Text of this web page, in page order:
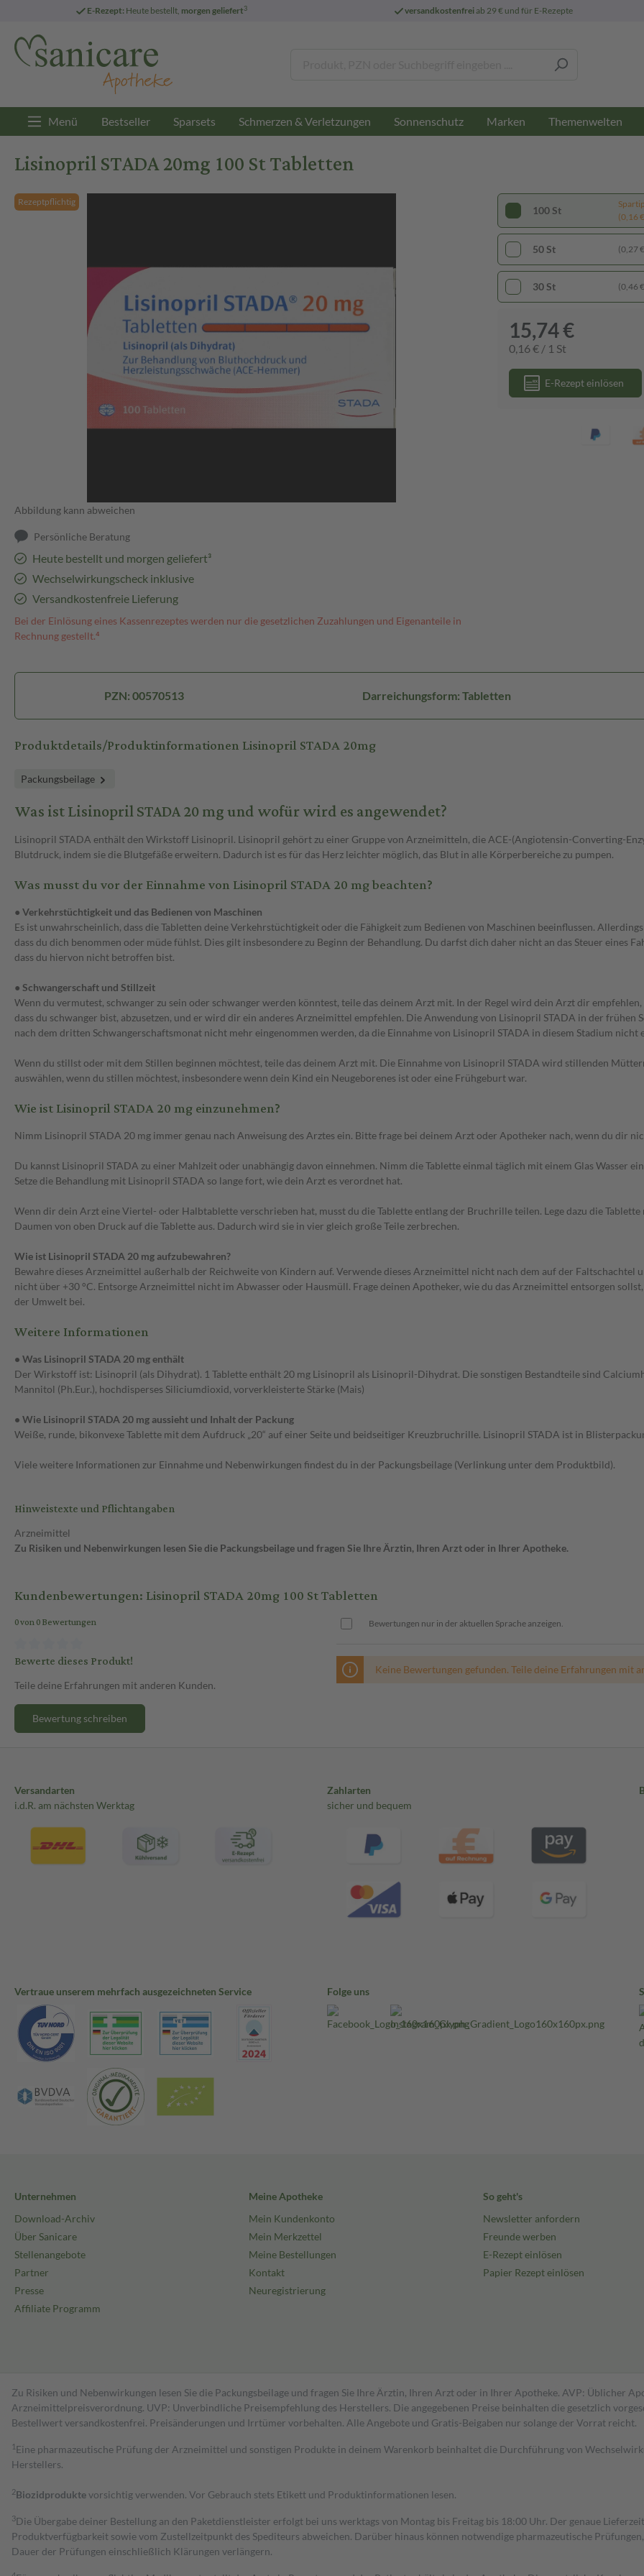
E-Rezept: Heute bestellt, morgen geliefert3 versandkostenfreiab 29 € und für E-Rezepte
Menü Bestseller Sparsets Schmerzen & Verletzungen Sonnenschutz Marken Themenwelten
Lisinopril STADA 20mg 100 St Tabletten
Rezeptpflichtig
Abbildung kann abweichen
Persönliche Beratung
Heute bestellt und morgen geliefert³
Wechselwirkungscheck inklusive
Versandkostenfreie Lieferung
Bei der Einlösung eines Kassenrezeptes werden nur die gesetzlichen Zuzahlungen und Eigenanteile in
Rechnung gestellt.⁴
100 St
(0,16
50 St (0,27
30 St (0,46
15,74 €
0,16 € / 1 St
E-Rezept einlösen
PZN: 00570513 Darreichungsform: Tabletten
Produktdetails/Produktinformationen Lisinopril STADA 20mg
Packungsbeilage
Was ist Lisinopril STADA 20 mg und wofür wird es angewendet?
Lisinopril STADA enthält den Wirkstoff Lisinopril. Lisinopril gehört zu einer Gruppe von Arzneimitteln, die ACE-(Angiotensin-Converting-
Blutdruck, indem sie die Blutgefäße erweitern. Dadurch ist es für das Herz leichter möglich, das Blut in alle Körperbereiche zu pumpen.
Was musst du vor der Einnahme von Lisinopril STADA 20 mg beachten?
● Verkehrstüchtigkeit und das Bedienen von Maschinen
Es ist unwahrscheinlich, dass die Tabletten deine Verkehrstüchtigkeit oder die Fähigkeit zum Bedienen von Maschinen beeinflussen.
dass du dich benommen oder müde fühlst. Dies gilt insbesondere zu Beginn der Behandlung. Du darfst dich daher nicht an das Steuer eines
dass du hiervon nicht betroffen bist.
● Schwangerschaft und Stillzeit
Wenn du vermutest, schwanger zu sein oder schwanger werden könntest, teile das deinem Arzt mit. In der Regel wird dein Arzt dir
dass du schwanger bist, abzusetzen, und er wird dir ein anderes Arzneimittel empfehlen. Die Anwendung von Lisinopril STADA in der
nach dem dritten Schwangerschaftsmonat nicht mehr eingenommen werden, da die Einnahme von Lisinopril STADA in diesem Stadium nicht
Wenn du stillst oder mit dem Stillen beginnen möchtest, teile das deinem Arzt mit. Die Einnahme von Lisinopril STADA wird stillenden
auswählen, wenn du stillen möchtest, insbesondere wenn dein Kind ein Neugeborenes ist oder eine Frühgeburt war.
Wie ist Lisinopril STADA 20 mg einzunehmen?
Nimm Lisinopril STADA 20 mg immer genau nach Anweisung des Arztes ein. Bitte frage bei deinem Arzt oder Apotheker nach, wenn du dir
Du kannst Lisinopril STADA zu einer Mahlzeit oder unabhängig davon einnehmen. Nimm die Tablette einmal täglich mit einem Glas Wasser
Setze die Behandlung mit Lisinopril STADA so lange fort, wie dein Arzt es verordnet hat.
Wenn dir dein Arzt eine Viertel- oder Halbtablette verschrieben hat, musst du die Tablette entlang der Bruchrille teilen. Lege dazu die
Daumen von oben Druck auf die Tablette aus. Dadurch wird sie in vier gleich große Teile zerbrechen.
Wie ist Lisinopril STADA 20 mg aufzubewahren?
Bewahre dieses Arzneimittel außerhalb der Reichweite von Kindern auf. Verwende dieses Arzneimittel nicht nach dem auf der Faltschachtel
nicht über +30 °C. Entsorge Arzneimittel nicht im Abwasser oder Hausmüll. Frage deinen Apotheker, wie du das Arzneimittel entsorgen
der Umwelt bei.
Weitere Informationen
• Was Lisinopril STADA 20 mg enthält
Der Wirkstoff ist: Lisinopril (als Dihydrat). 1 Tablette enthält 20 mg Lisinopril als Lisinopril-Dihydrat. Die sonstigen Bestandteile sind
Mannitol (Ph.Eur.), hochdisperses Siliciumdioxid, vorverkleisterte Stärke (Mais)
• Wie Lisinopril STADA 20 mg aussieht und Inhalt der Packung
Weiße, runde, bikonvexe Tablette mit dem Aufdruck „20“ auf einer Seite und beidseitiger Kreuzbruchrille. Lisinopril STADA ist in
Viele weitere Informationen zur Einnahme und Nebenwirkungen findest du in der Packungsbeilage (Verlinkung unter dem Produktbild).
Hinweistexte und Pflichtangaben
Arzneimittel
Zu Risiken und Nebenwirkungen lesen Sie die Packungsbeilage und fragen Sie Ihre Ärztin, Ihren Arzt oder in Ihrer Apotheke.
Kundenbewertungen: Lisinopril STADA 20mg 100 St Tabletten
0 von 0 Bewertungen
Bewerte dieses Produkt!
Teile deine Erfahrungen mit anderen Kunden.
Bewertung schreiben
Bewertungen nur in der aktuellen Sprache anzeigen.
Keine Bewertungen gefunden. Teile deine Erfahrungen mit
Versandarten
i.d.R. am nächsten Werktag
Zahlarten
sicher und bequem
Vertraue unserem mehrfach ausgezeichneten Service Folge uns
Unternehmen
Download-Archiv
Über Sanicare
Stellenangebote
Partner
Presse
Affiliate Programm
Meine Apotheke
Mein Kundenkonto
Mein Merkzettel
Meine Bestellungen
Kontakt
Neuregistrierung
So geht's
Newsletter anfordern
Freunde werben
E-Rezept einlösen
Papier Rezept einlösen
Zu Risiken und Nebenwirkungen lesen Sie die Packungsbeilage und fragen Sie Ihre Ärztin, Ihren Arzt oder in Ihrer Apotheke. AVP: Üblicher
Arzneimittelpreisverordnung. UVP: Unverbindliche Preisempfehlung des Herstellers. Die angegebenen Preise beinhalten die gesetzlich
Bestell­wert versand­kosten­frei. Preisänderungen und Irrtümer vorbehalten. Alle Angebote und Gratis-Beigaben nur solange der Vorrat reicht.
1 Eine pharmazeutische Prüfung der Arzneimittel und sonstigen Produkte in deinem Warenkorb beinhaltet die Durchführung von
Herstellers.
2Biozidproduktevorsichtig verwenden. Vor Gebrauch stets Etikett und Produktinformationen lesen.
3Die Übergabe deiner Bestellung an den Paketdienstleister erfolgt bei uns werktags von Montag bis Freitag bis 18:00 Uhr. Der genaue
Produktverfügbarkeit sowie vom Zustellzeitpunkt des Spediteurs abweichen. Darüber hinaus können notwendige pharmazeutische
Dauer der Prüfungen einschließlich Klärungen verlängern.